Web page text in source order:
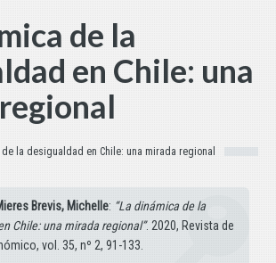
de la
en Chile: una
la desigualdad en Chile: una mirada regional
Brevis, Michelle: “La dinámica de la
Chile: una mirada regional”. 2020, Revista de
vol. 35, nº 2, 91-133.